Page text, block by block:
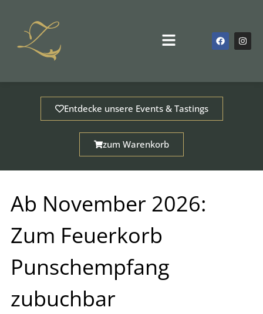
springen
Main
F
a
c
o
I
n
s
r
Entdecke unsere Events & Tastings
zum Warenkorb
Ab November 2026:
Zum Feuerkorb
Punschempfang
zubuchbar